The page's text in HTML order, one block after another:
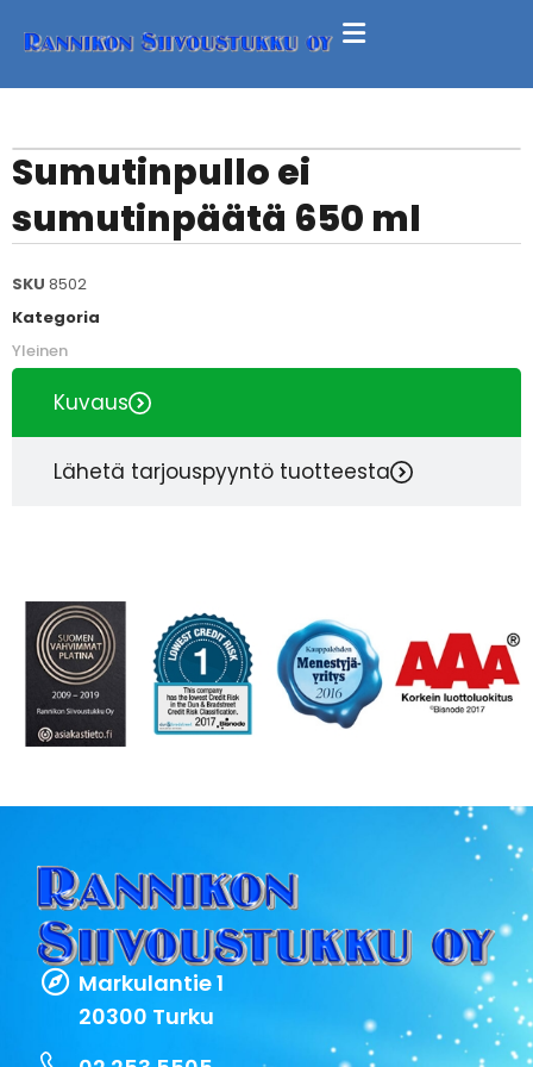
Sumutinpullo ei
sumutinpäätä 650 ml
SKU 8502
Kategoria
Yleinen
Kuvaus
Lähetä tarjouspyyntö tuotteesta
Markulantie 1
20300 Turku